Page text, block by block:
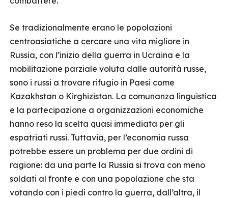
Se tradizionalmente erano le popolazioni
centroasiatiche a cercare una vita migliore in
Russia, con l’inizio della guerra in Ucraina e la
mobilitazione parziale voluta dalle autorità russe,
sono i russi a trovare rifugio in Paesi come
Kazakhstan o Kirghizistan. La comunanza linguistica
e la partecipazione a organizzazioni economiche
hanno reso la scelta quasi immediata per gli
espatriati russi. Tuttavia, per l’economia russa
potrebbe essere un problema per due ordini di
ragione: da una parte la Russia si trova con meno
soldati al fronte e con una popolazione che sta
votando con i piedi contro la guerra, dall’altra, il